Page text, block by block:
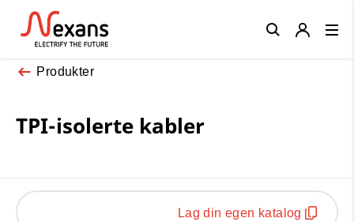
Produkter
TPI-isolerte kabler
Lag din egen katalog
Close